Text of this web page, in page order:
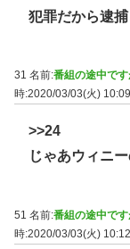
犯罪だから逮
31 名前:番組の途中で
時:2020/03/03(火)
>>24
じゃあウィニ
51 名前:番組の途中で
時:2020/03/03(火)